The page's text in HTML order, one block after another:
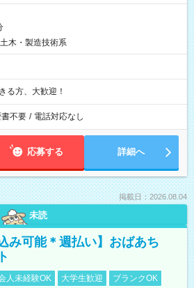
木・製造技術系
る方、大歓迎！
書不要 / 電話対応なし
応募する 詳細へ
掲載日：2026.08.04
未読
み可能＊週払い】おばあち
人未経験OK 大学生歓迎
ブランクOK